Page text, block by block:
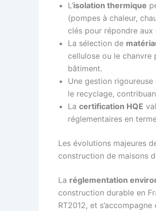
L’isolation thermique
(pompes à chaleur,
clés pour répondre
La sélection de
cellulose ou le chanvre
bâtiment.
Une gestion rigoureuse
le recyclage,
La certification HQE
réglementaires en
Les évolutions majeures
construction de maisons
La réglementation
construction durable en
RT2012, et